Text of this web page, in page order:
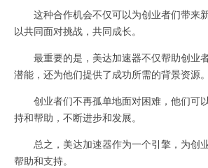
这种合作机会不仅可以为创业者们带来
以共同面对挑战，共同成长。
最重要的是，美达加速器不仅帮助创业
潜能，还为他们提供了成功所需的背景资源。
创业者们不再孤单地面对困难，他们可
持和帮助，不断进步和发展。
总之，美达加速器作为一个引擎，为创
帮助和支持。